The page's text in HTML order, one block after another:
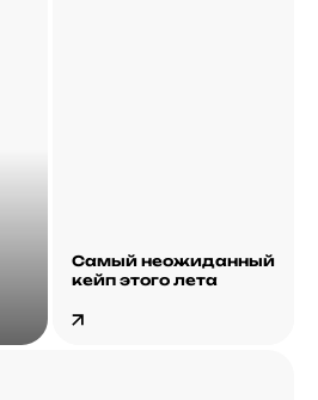
Самый неожиданный
кейп этого лета